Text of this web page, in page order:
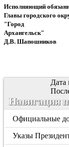
Исполняющий
Главы городского
"Город
Архангельск"
Д.В. Шапошников
Дата
Навигация
Официальные
Указы